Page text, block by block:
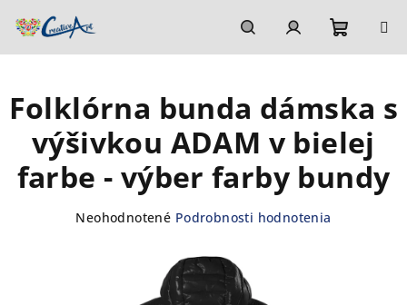
HľadaťPrihlásenie
košík
Folklórna bunda dámska s
výšivkou ADAM v bielej
farbe - výber farby bundy
Neohodnotené Podrobnosti hodnotenia